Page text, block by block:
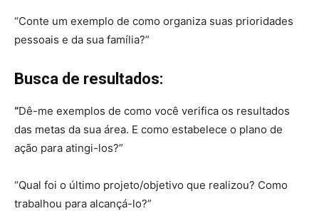
“Conte um exemplo de como organiza suas prioridades
pessoais e da sua família?”
Busca de resultados:
“Dê-me exemplos de como você verifica os resultados
das metas da sua área. E como estabelece o plano de
ação para atingi-los?”
“Qual foi o último projeto/objetivo que realizou? Como
trabalhou para alcançá-lo?”